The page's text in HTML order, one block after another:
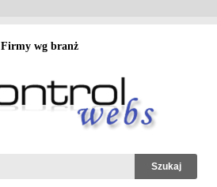
Firmy wg branż